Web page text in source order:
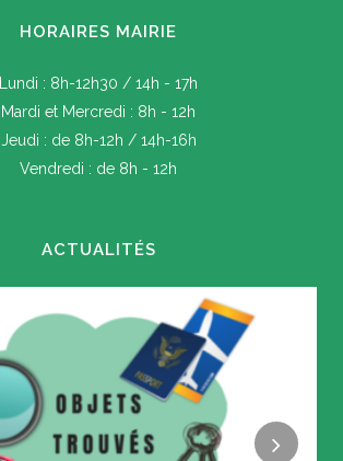
HORAIRES MAIRIE
Lundi : 8h-12h30 / 14h - 17h
Mardi et Mercredi : 8h - 12h
Jeudi : de 8h-12h / 14h-16h
Vendredi : de 8h - 12h
ACTUALITÉS